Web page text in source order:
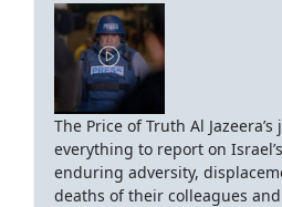
The Price of Truth Al
everything to report on
enduring adversity,
deaths of their colleagues